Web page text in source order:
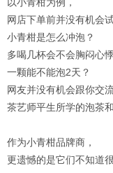
网店下单前并没有机会
小青柑是怎么冲泡？
多喝几杯会不会胸闷心
一颗能不能泡2天？
网友并没有机会跟你交流
茶艺师平生所学的泡茶
作为小青柑品牌商，
更遗憾的是它们不知道